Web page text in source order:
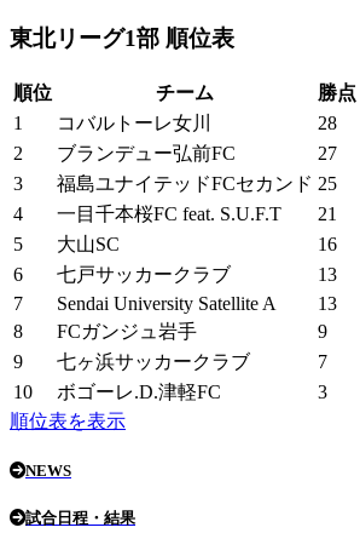
東北リーグ1部 順位表
順位 チーム 勝点
1
コバルトーレ女川 28
2
ブランデュー弘前FC 27
3
福島ユナイテッドFCセカンド 25
4
一目千本桜FC feat. S.U.F.T 21
5
大山SC 16
6
七戸サッカークラブ 13
7
Sendai University Satellite A 13
8
FCガンジュ岩手 9
9
七ヶ浜サッカークラブ 7
10
ボゴーレ.D.津軽FC 3
順位表を表示
NEWS
試合日程・結果